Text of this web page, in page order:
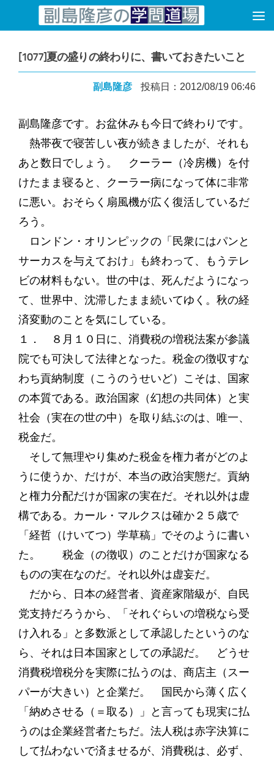
コンテンツへスキップ
[1077]夏の盛りの終わりに、書いておきたいこと
副島隆彦 投稿日：2012/08/19 06:46
副島隆彦です。お盆休みも今日で終わりです。
熱帯夜で寝苦しい夜が続きましたが、それも
あと数日でしょう。 クーラー（冷房機）を付
けたまま寝ると、クーラー病になって体に非常
に悪い。おそらく扇風機が広く復活しているだ
ろう。
ロンドン・オリンピックの「民衆にはパンと
サーカスを与えておけ」も終わって、もうテレ
ビの材料もない。世の中は、死んだようになっ
て、世界中、沈滞したまま続いてゆく。秋の経
済変動のことを気にしている。
１． ８月１０日に、消費税の増税法案が参議
院でも可決して法律となった。税金の徴収すな
わち貢納制度（こうのうせいど）こそは、国家
の本質である。政治国家（幻想の共同体）と実
社会（実在の世の中）を取り結ぶのは、唯一、
税金だ。
そして無理やり集めた税金を権力者がどのよ
うに使うか、だけが、本当の政治実態だ。貢納
と権力分配だけが国家の実在だ。それ以外は虚
構である。カール・マルクスは確か２５歳で
「経哲（けいてつ）学草稿」でそのように書い
た。 税金（の徴収）のことだけが国家なる
ものの実在なのだ。それ以外は虚妄だ。
だから、日本の経営者、資産家階級が、自民
党支持だろうから、「それぐらいの増税なら受
け入れる」と多数派として承認したというのな
ら、それは日本国家としての承認だ。 どうせ
消費税増税分を実際に払うのは、商店主（スー
パーが大きい）と企業だ。 国民から薄く広く
「納めさせる（＝取る）」と言っても現実に払
うのは企業経営者たちだ。法人税は赤字決算に
して払わないで済ませるが、消費税は、必ず、